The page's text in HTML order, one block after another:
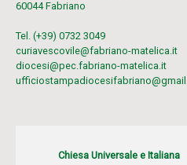
60044 Fabriano
Tel. (+39) 0732 3049
curiavescovile@fabriano-matelica.it
diocesi@pec.fabriano-matelica.it
Chiesa Universale e Italiana